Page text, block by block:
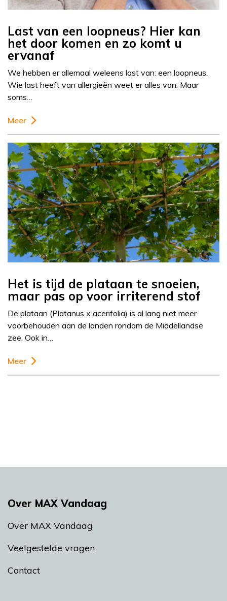
Last van een loopneus? Hier kan
het door komen en zo komt u
ervanaf
We hebben er allemaal weleens last van: een loopneus.
Wie last heeft van allergieën weet er alles van. Maar
soms…
Meer
Het is tijd de plataan te snoeien,
maar pas op voor irriterend stof
De plataan (Platanus x acerifolia) is al lang niet meer
voorbehouden aan de landen rondom de Middellandse
zee. Ook in…
Meer
Over MAX Vandaag
Over MAX Vandaag
Veelgestelde vragen
Contact